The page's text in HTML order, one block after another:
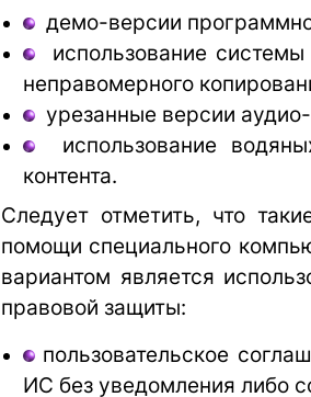
демо-версии
использование
неправомерного
урезанные версии
использование
контента.
Следует отметить, что
помощи специального
вариантом является
правовой защиты:
пользовательское
ИС без уведомления либо